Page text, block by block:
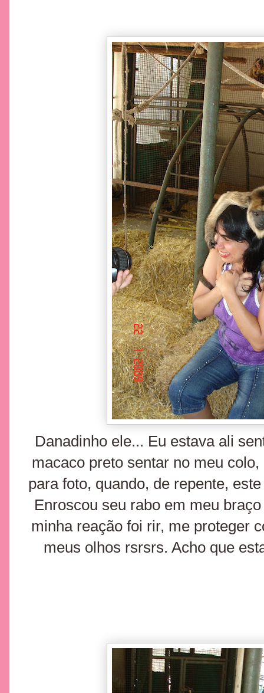
Danadinho ele... Eu estava ali
macaco preto sentar no meu
para foto, quando, de repente,
Enroscou seu rabo em meu
minha reação foi rir, me proteger
meus olhos rsrsrs. Acho que